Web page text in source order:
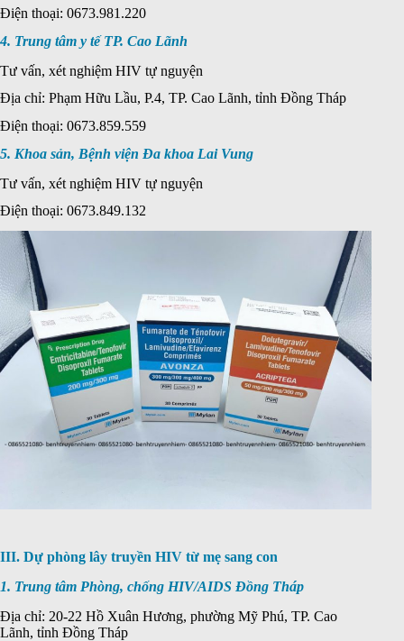
Điện thoại: 0673.981.220
4. Trung tâm y tế TP. Cao Lãnh
Tư vấn, xét nghiệm HIV tự nguyện
Địa chỉ: Phạm Hữu Lầu, P.4, TP. Cao Lãnh, tỉnh Đồng Tháp
Điện thoại: 0673.859.559
5. Khoa sản, Bệnh viện Đa khoa Lai Vung
Tư vấn, xét nghiệm HIV tự nguyện
Điện thoại: 0673.849.132
III. Dự phòng lây truyền HIV từ mẹ sang con
1. Trung tâm Phòng, chống HIV/AIDS Đồng Tháp
Địa chỉ: 20-22 Hồ Xuân Hương, phường Mỹ Phú, TP. Cao
Lãnh, tỉnh Đồng Tháp